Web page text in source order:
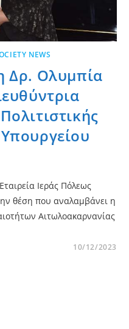
NEWS
Δρ. Ολυμπία
Ιεράς Πόλεως
θέση που αναλαμβάνει η
Αιτωλοακαρνανίας
10/12/2023